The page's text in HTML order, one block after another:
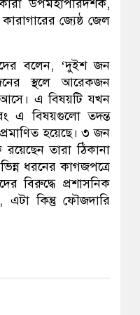
উপমহাপরিদর্শক,
কারাগারের জ্যেষ্ঠ জেল
বলেন, ‘দুইশ জন
স্থলে আরেকজন
আসে। এ বিষয়টি যখন
এ বিষয়গুলো তদন্ত
হয়েছে। ৩ জন
তারা ঠিকানা
ধরনের কাগজপত্রে
বিরুদ্ধে প্রশাসনিক
কিন্তু ফৌজদারি